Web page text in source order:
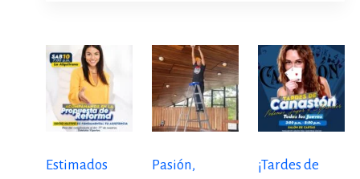
Estimados
Pasión,
¡Tardes de